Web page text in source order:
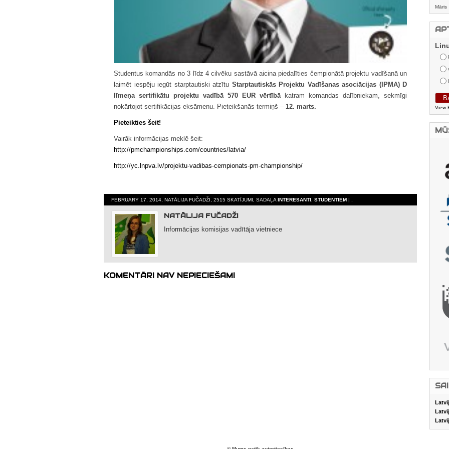
Studentus komandās no 3 līdz 4 cilvēku sastāvā aicina piedalīties čempionātā projektu vadīšanā un
laimēt iespēju iegūt starptautiski atzītu Starptautiskās Projektu Vadīšanas asociācijas (IPMA) D
līmeņa sertifikātu projektu vadībā 570 EUR vērtībākatram komandas dalībniekam, sekmīgi
nokārtojot sertifikācijas eksāmenu. Pieteikšanās termiņš – 12. marts.
Pieteikties šeit!
Vairāk informācijas meklē šeit:
http://pmchampionships.com/countries/latvia/
http://yc.lnpva.lv/projektu-vadibas-cempionats-pm-championship/
FEBRUARY 17, 2014, NATĀLIJA FUČADŽI, 2515 SKATĪJUMI, SADAĻAINTERESANTI, STUDENTIEM | ,
NATĀLIJA FUČADŽI
Informācijas komisijas vadītāja vietniece
KOMENTĀRI NAV NEPIECIEŠAMI
Māris
View